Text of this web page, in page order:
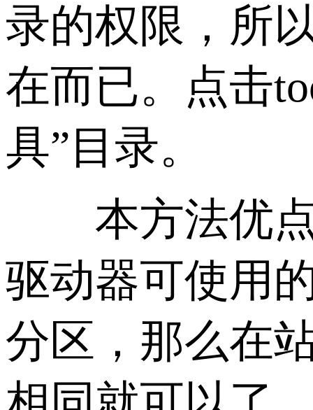
录的权限，所
在而已。点击
具”目录。
本方法优点
驱动器可使用
分区，那么在